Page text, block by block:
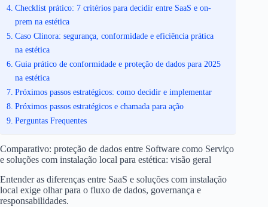
Checklist prático: 7 critérios para decidir entre SaaS e on-
prem na estética
Caso Clinora: segurança, conformidade e eficiência prática
na estética
Guia prático de conformidade e proteção de dados para 2025
na estética
Próximos passos estratégicos: como decidir e implementar
Próximos passos estratégicos e chamada para ação
Perguntas Frequentes
Comparativo: proteção de dados entre Software como Serviço
e soluções com instalação local para estética: visão geral
Entender as diferenças entre SaaS e soluções com instalação
local exige olhar para o fluxo de dados, governança e
responsabilidades.